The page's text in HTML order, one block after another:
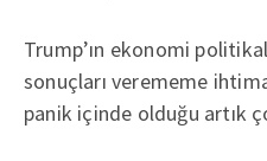
Trump’ın ekonomi
sonuçları verememe
panik içinde olduğu artık